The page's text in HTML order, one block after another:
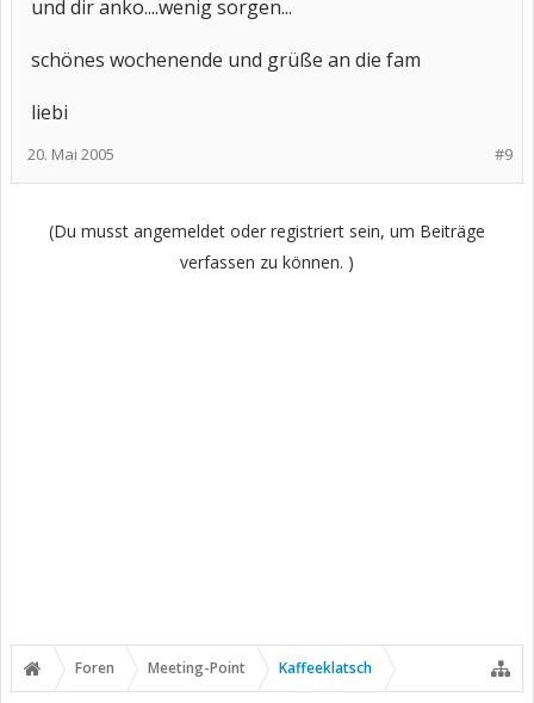
und dir anko....wenig sorgen...
schönes wochenende und grüße an die fam
liebi
#9
20. Mai 2005
(Du musst angemeldet oder registriert sein, um Beiträge
verfassen zu können. )
Foren Meeting-Point Kaffeeklatsch